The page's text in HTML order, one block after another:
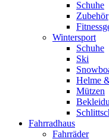
Schuhe
Zubehör
Wintersport
Schuhe
Ski
Helme
Mützen
Fahrradhaus
Fahrräder